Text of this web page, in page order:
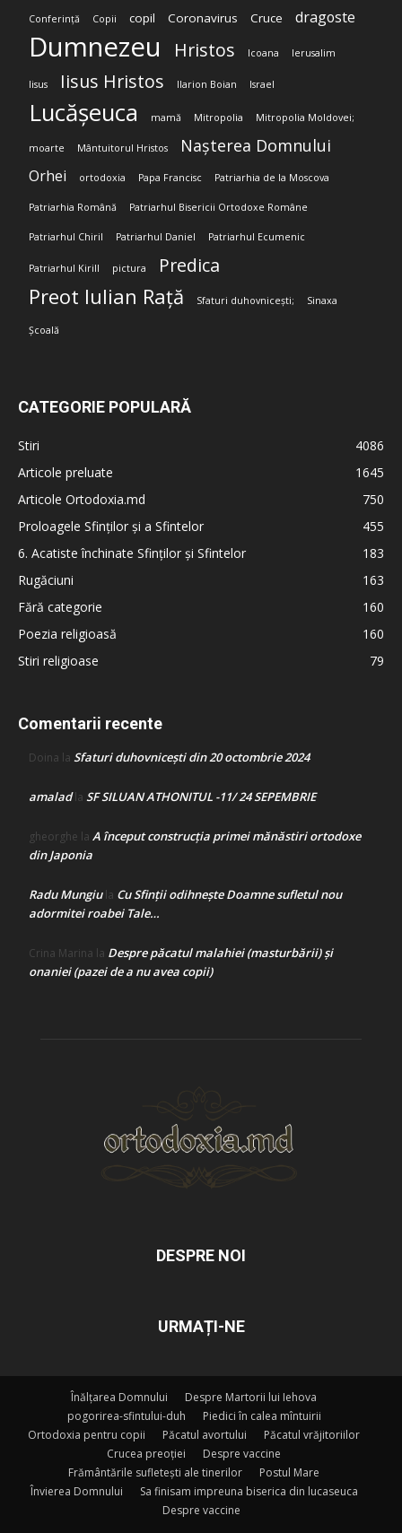
Conferință Copii copil Coronavirus Cruce dragoste
Dumnezeu Hristos Icoana Ierusalim
Iisus Iisus Hristos Ilarion Boian Israel
Lucășeuca mamă Mitropolia Mitropolia Moldovei;
moarte Mântuitorul Hristos Nașterea Domnului
Orhei ortodoxia Papa Francisc Patriarhia de la Moscova
Patriarhia Română Patriarhul Bisericii Ortodoxe Române
Patriarhul Chiril Patriarhul Daniel Patriarhul Ecumenic
Patriarhul Kirill pictura Predica
Preot Iulian Rață Sfaturi duhovnicești; Sinaxa
Școală
CATEGORIE POPULARĂ
Stiri
4086
Articole preluate
1645
Articole Ortodoxia.md
750
Proloagele Sfinților și a Sfintelor
455
6. Acatiste închinate Sfinților și Sfintelor
183
Rugăciuni
163
Fără categorie
160
Poezia religioasă
160
Stiri religioase
79
Comentarii recente
Doina la Sfaturi duhovnicești din 20 octombrie 2024
amaladla SF SILUAN ATHONITUL -11/ 24 SEPEMBRIE
gheorghe la A început construcţia primei mănăstiri ortodoxe
din Japonia
Radu Mungiula Cu Sfinții odihnește Doamne sufletul nou
adormitei roabei Tale…
Crina Marina la Despre păcatul malahiei (masturbării) şi
onaniei (pazei de a nu avea copii)
DESPRE NOI
URMAȚI-NE
Înălțarea Domnului
Despre Martorii lui Iehova
pogorirea-sfintului-duh
Piedici în calea mîntuirii
Ortodoxia pentru copii
Păcatul avortului
Păcatul vrăjitoriilor
Crucea preoției
Despre vaccine
Frământările sufletești ale tinerilor
Postul Mare
Învierea Domnului
Sa finisam impreuna biserica din lucaseuca
Despre vaccine